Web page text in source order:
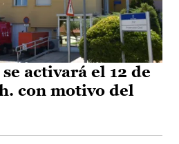
activará el 12 de
con motivo del